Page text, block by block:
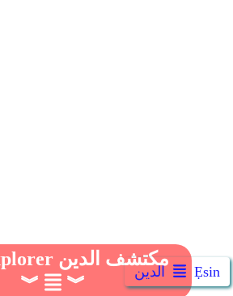
الدين Ẹsin
Ẹsin Explorer مكتشف الدين
︾
︾